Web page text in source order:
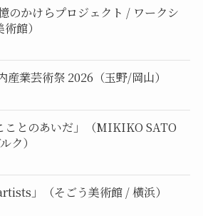
のかけらプロジェクト / ワークシ
館）
産業芸術祭 2026（玉野/岡山）
ことのあいだ」（MIKIKO SATO
ク）
」（そごう美術館 / 横浜）